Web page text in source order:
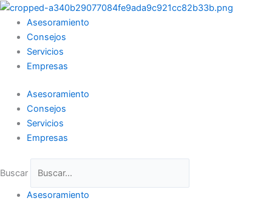
Ir
contenido
Asesoramiento
Consejos
Servicios
Empresas
Asesoramiento
Consejos
Servicios
Empresas
Buscar
Asesoramiento